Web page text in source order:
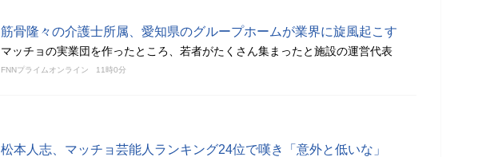
筋骨隆々の介護士所属、愛知県のグループホームが業界に旋風起こす
マッチョの実業団を作ったところ、若者がたくさん集まったと施設の運営代表
FNNプライムオンライン 11時0分
松本人志、マッチョ芸能人ランキング24位で嘆き「意外と低いな」